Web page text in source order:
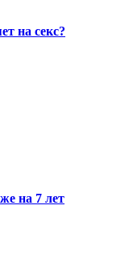
на секс?
на 7 лет